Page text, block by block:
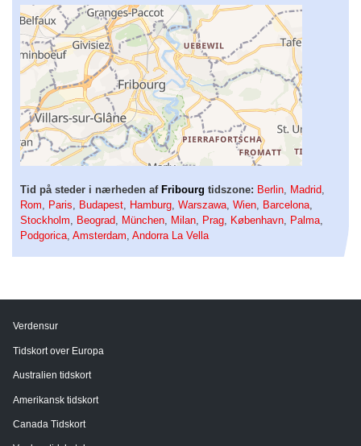
Tid på steder i nærheden af Fribourg tidszone: Berlin Madrid
Rom
Paris Budapest Hamburg Warszawa Wien Barcelona
Stockholm
Beograd München Milan Prag København Palma
Podgorica Amsterdam Andorra La Vella
Verdensur
Tidskort over Europa
Australien tidskort
Amerikansk tidskort
Canada Tidskort